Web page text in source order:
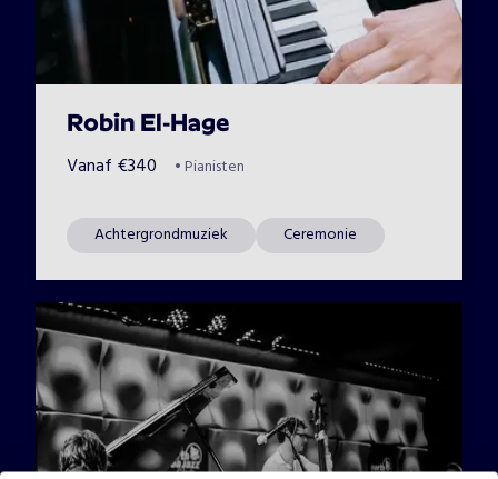
Robin El-Hage
Vanaf €340 • Pianisten
Achtergrondmuziek Ceremonie